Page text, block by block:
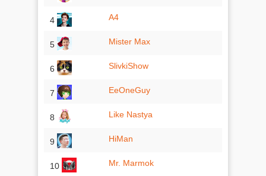
4 A4
5 Mister Max
6 SlivkiShow
7 EeOneGuy
8 Like Nastya
9 HiMan
10 Mr. Marmok